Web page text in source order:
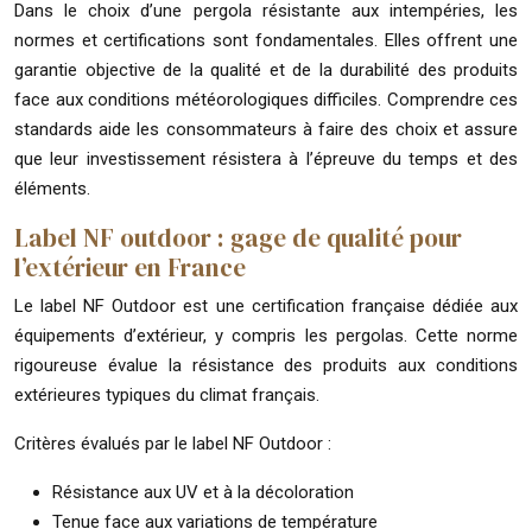
Dans le choix d’une pergola résistante aux intempéries, les
normes et certifications sont fondamentales. Elles offrent une
garantie objective de la qualité et de la durabilité des produits
face aux conditions météorologiques difficiles. Comprendre ces
standards aide les consommateurs à faire des choix et assure
que leur investissement résistera à l’épreuve du temps et des
éléments.
Label NF outdoor : gage de qualité pour
l’extérieur en France
Le label NF Outdoor est une certification française dédiée aux
équipements d’extérieur, y compris les pergolas. Cette norme
rigoureuse évalue la résistance des produits aux conditions
extérieures typiques du climat français.
Critères évalués par le label NF Outdoor :
Résistance aux UV et à la décoloration
Tenue face aux variations de température